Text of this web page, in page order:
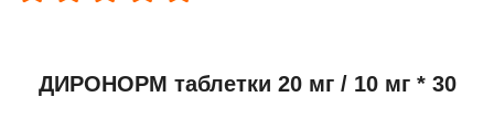
ДИРОНОРМ таблетки 20 мг / 10 мг * 30